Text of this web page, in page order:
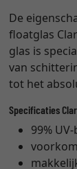
De
floatglas
glas is
van
tot het
Specificaties
99%